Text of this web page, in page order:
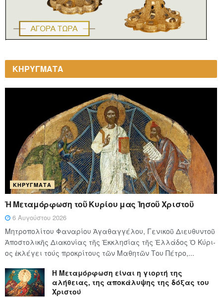
ΚΗΡΥΓΜΑΤΑ
ΚΗΡΎΓΜΑΤΑ
Ἡ Μεταμόρφωση τοῦ Κυρίου μας Ἰησοῦ Χριστοῦ
6 Αυγούστου 2026
Μητροπολίτου Φαναρίου Ἀγαθαγγέλου, Γενικοῦ Διευθυντοῦ
Ἀποστολικῆς Διακονίας τῆς Ἐκκλησίας τῆς Ἑλλάδος Ὁ Κύ­ρι­
ος ἐκλέγει τούς προ­κρί­τους τῶν Μα­θη­τῶν Του Πέ­τρο,...
Η Μεταμόρφωση είναι η γιορτή της
αλήθειας, της αποκάλυψης της δόξας του
Χριστού